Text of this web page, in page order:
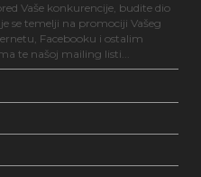
Vaše konkurencije, budite dio
se temelji na promociji Vašeg
Facebooku i ostalim
te našoj mailing listi...